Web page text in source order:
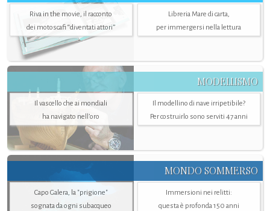
Riva in the movie, il racconto
dei motoscafi “diventati attori”
Libreria Mare di carta,
per immergersi nella lettura
MODELLISMO
Il vascello che ai mondiali
ha navigato nell’oro
Il modellino di nave irripetibile?
Per costruirlo sono serviti 47 anni
MONDO SOMMERSO
Capo Galera, la "prigione"
sognata da ogni subacqueo
Immersioni nei relitti:
questa è profonda 150 anni